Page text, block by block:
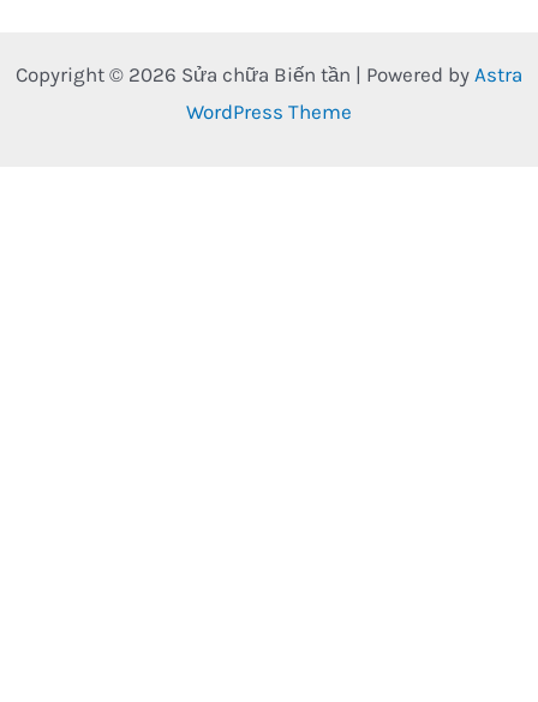
Copyright © 2026 Sửa chữa Biến tần | Powered by Astra
WordPress Theme